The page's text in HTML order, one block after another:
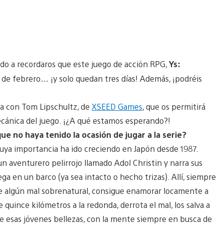
a recordaros que este juego de acción RPG,Ys:
de febrero… ¡y solo quedan tres días! Además, ¡podréis
con Tom Lipschultz, de XSEED Games, que os permitirá
del juego. ¡¿A qué estamos esperando?!
no haya tenido la ocasión de jugar a la serie?
importancia ha ido creciendo en Japón desde 1987.
aventurero pelirrojo llamado Adol Christin y narra sus
en un barco (ya sea intacto o hecho trizas). Allí, siempre
mal sobrenatural, consigue enamorar locamente a
kilómetros a la redonda, derrota el mal, los salva a
jóvenes bellezas, con la mente siempre en busca de